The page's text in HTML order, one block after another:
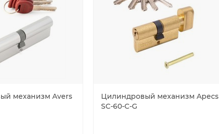
механизм Avers
Цилиндровый механизм Apecs
SC-60-C-G